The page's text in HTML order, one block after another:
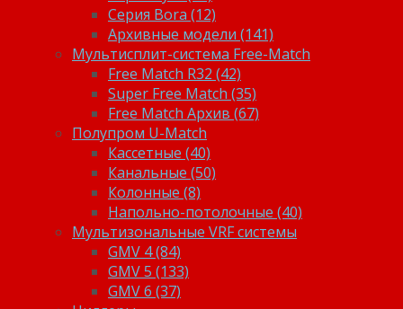
Серия Bora (12)
Архивные модели (141)
Мультисплит-система Free-Match
Free Match R32 (42)
Super Free Match (35)
Free Match Архив (67)
Полупром U-Match
Кассетные (40)
Канальные (50)
Колонные (8)
Напольно-потолочные (40)
Мультизональные VRF системы
GMV 4 (84)
GMV 5 (133)
GMV 6 (37)